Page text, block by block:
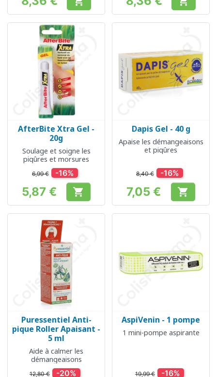
Prix Prix
AfterBite Xtra Gel -
20g
Soulage et soigne les
piqûres et morsures
6,99 € -16%
Prix
5,87 € 
Dapis Gel - 40 g
Apaise les démangeaisons
et piqûres
8,40 € -16%
Prix
7,05 € 
Puressentiel Anti-
pique Roller Apaisant -
5 ml
Aide à calmer les
démangeaisons
12,80 € -20%
AspiVenin - 1 pompe
1 mini-pompe aspirante
19,99 € -16%